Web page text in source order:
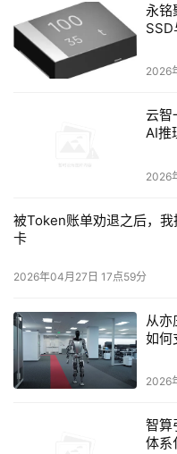
永铭
2026
云智
AI推
2026
被Token账单劝退之后，
卡
2026年04月27日 17点59分
从
如何
2026
智算
体系